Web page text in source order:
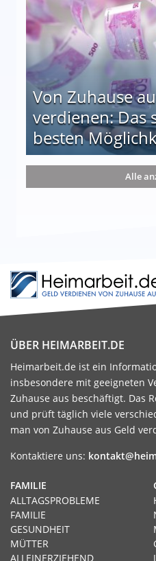
Von Zuhause
verdienen: Das
besten
die 15 besten Möglichkeiten
Alle
ÜBER HEIMARBEIT.DE
Heimarbeit.de ist ein
insbesondere mit geeigneten
Zuhause aus beschäftigt. Das
und prüft täglich viele
man von Zuhause aus Geld
Kontaktiere uns:
FAMILIE
ALLTAGSPROBLEME
FAMILIE
GESUNDHEIT
MÜTTER
ALLEINERZIEHEND